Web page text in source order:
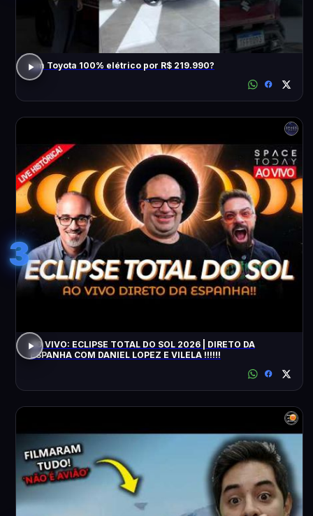
Um Toyota 100% elétrico por R$ 219.990?
3
AO VIVO: ECLIPSE TOTAL DO SOL 2026 | DIRETO DA
ESPANHA COM DANIEL LOPEZ E VILELA !!!!!!